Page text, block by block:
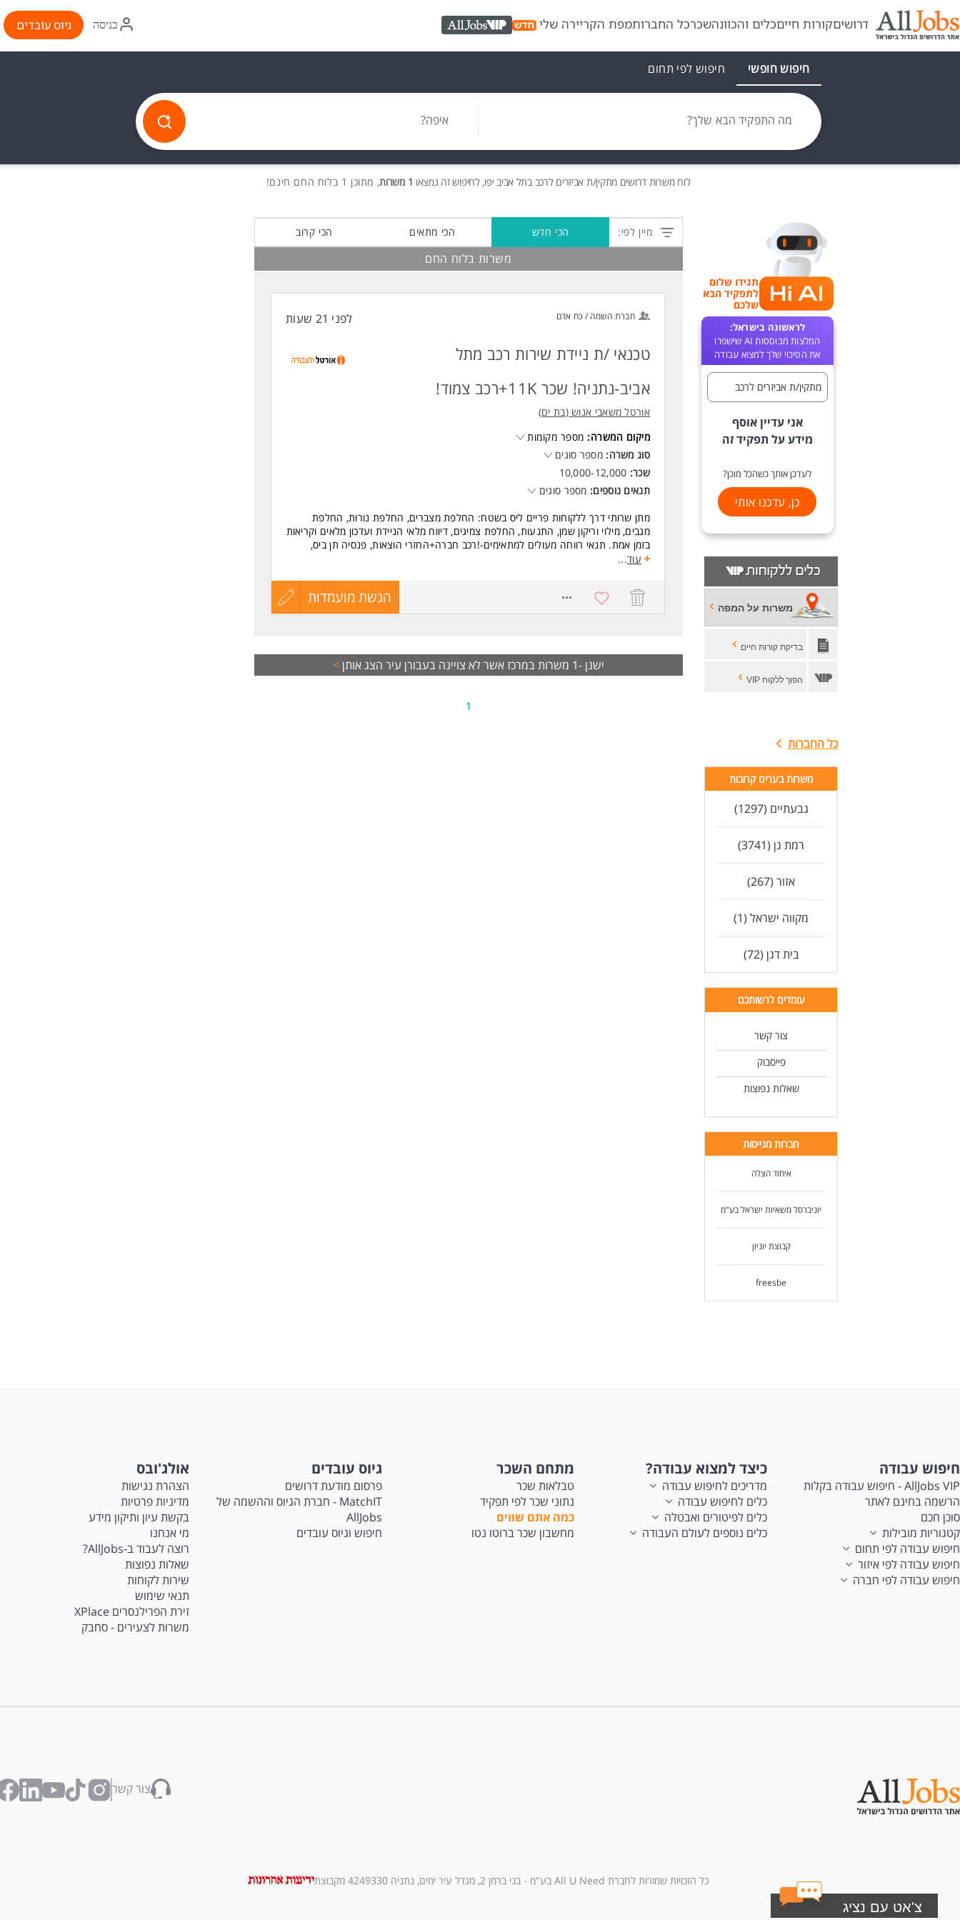
דרושיםקורות חייםכלים והכוונהשכרכל החברותמפת הקריירה שלי AllJobs VIP
איקון
התחברות
כניסה גיוס עובדים
חיפוש חופשי חיפוש לפי תחום
מה התפקיד הבא שלך? איפה?
לוח משרות דרושים מתקין/ת אביזרים לרכב בתל אביב יפו, לחיפוש זה נמצאו 1 משרות , מתוכן 1 בלוח החם חינם!
תגידו שלום
לתפקיד הבא
שלכם
לראשונה בישראל:
המלצות מבוססות AI שישפרו
את הסיכוי שלך למצוא עבודה
מתקין/ת אביזרים לרכב
אני עדיין אוסף
מידע על תפקיד זה
לעדכן אותך כשהכל מוכן?
כן, עדכנו אותי
משרות על המפה
בדיקת קורות חיים
הפוך ללקוח VIP
כל החברות
משרות בערים קרובות
גבעתיים (1297)
רמת גן (3741)
אזור (267)
מקווה ישראל (1)
בית דגן (72)
עומדים לרשותכם
צור קשר
פייסבוק
שאלות נפוצות
חברות מגייסות
איחוד הצלה
יוניברסל משאיות ישראל בע"מ
קבוצת יוניון
freesbe
מיין לפי: הכי חדש הכי מתאים הכי קרוב
משרות בלוח החם
חברת השמה / כח אדם לפני 21 שעות
טכנאי /ת ניידת שירות רכב מתל
אביב-נתניה! שכר 11K+רכב צמוד!
אורטל משאבי אנוש (בת ים)
מיקום המשרה: מספר מקומות
סוג משרה: מספר סוגים
שכר: 10,000-12,000
תנאים נוספים: מספר סוגים
מתן שרותי דרך ללקוחות פריים ליס בשטח: החלפת מצברים, החלפת נורות, החלפת
מגבים, מילוי וריקון שמן, התנעות, החלפת צמיגים, דיווח מלאי הניידת ועדכון מלאים וקריאות
בזמן אמת. תנאי רווחה מעולים למתאימים-!רכב חברה+החזרי הוצאות, פנסיה תן ביס,
ביטוח בריאות מסובסד מורחב!!
ניסיון טכני קודם בתחום הרכב- חובה!
רישיון ידני- יתרון
לעוד משרות ומידע על אורטל משאבי אנוש (בת ים) >
עוד...
הגשת מועמדות
עדכון
ישנן -1 משרות במרכז אשר לא צויינה בעבורן עיר הצג אותן>
1
חיפוש עבודה
AllJobs VIP - חיפוש עבודה בקלות
הרשמה בחינם לאתר
סוכן חכם
קטגוריות מובילות
חיפוש עבודה לפי תחום
חיפוש עבודה לפי איזור
חיפוש עבודה לפי חברה
כיצד למצוא עבודה?
מדריכים לחיפוש עבודה
כלים לחיפוש עבודה
כלים לפיטורים ואבטלה
כלים נוספים לעולם העבודה
מתחם השכר
טבלאות שכר
נתוני שכר לפי תפקיד
כמה אתם שווים
מחשבון שכר ברוטו נטו
גיוס עובדים
פרסום מודעת דרושים
MatchIT - חברת הגיוס וההשמה של
AllJobs
חיפוש וגיוס עובדים
אולג'ובס
הצהרת נגישות
מדיניות פרטיות
בקשת עיון ותיקון מידע
מי אנחנו
רוצה לעבוד ב-AllJobs?
שאלות נפוצות
שירות לקוחות
תנאי שימוש
זירת הפרילנסרים XPlace
משרות לצעירים - סחבק
צור קשר
כל הזכויות שמורות לחברת All U Need בע"מ - בני ברמן 2, מגדל עיר ימים, נתניה 4249330 מקבוצת
צ'אט עם נציג